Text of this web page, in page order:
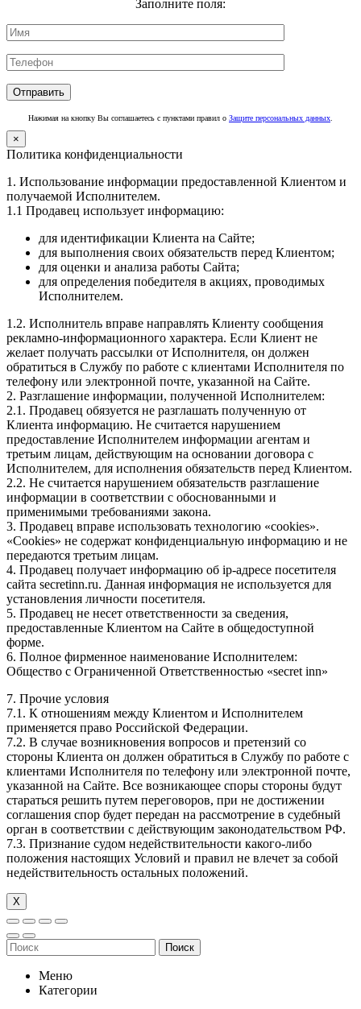
Заполните поля:
Нажимая на кнопку Вы соглашаетесь с пунктами правил о Защите персональных данных
×
Политика конфиденциальности
1. Использование информации предоставленной Клиентом и
получаемой Исполнителем.
1.1 Продавец использует информацию:
для идентификации Клиента на Сайте;
для выполнения своих обязательств перед Клиентом;
для оценки и анализа работы Сайта;
для определения победителя в акциях, проводимых
Исполнителем.
1.2. Исполнитель вправе направлять Клиенту сообщения
рекламно-информационного характера. Если Клиент не
желает получать рассылки от Исполнителя, он должен
обратиться в Службу по работе с клиентами Исполнителя по
телефону или электронной почте, указанной на Сайте.
2. Разглашение информации, полученной Исполнителем:
2.1. Продавец обязуется не разглашать полученную от
Клиента информацию. Не считается нарушением
предоставление Исполнителем информации агентам и
третьим лицам, действующим на основании договора с
Исполнителем, для исполнения обязательств перед Клиентом.
2.2. Не считается нарушением обязательств разглашение
информации в соответствии с обоснованными и
применимыми требованиями закона.
3. Продавец вправе использовать технологию «cookies».
«Cookies» не содержат конфиденциальную информацию и не
передаются третьим лицам.
4. Продавец получает информацию об ip-адресе посетителя
сайта secretinn.ru. Данная информация не используется для
установления личности посетителя.
5. Продавец не несет ответственности за сведения,
предоставленные Клиентом на Сайте в общедоступной
форме.
6. Полное фирменное наименование Исполнителем:
Общество с Ограниченной Ответственностью «secret inn»
7. Прочие условия
7.1. К отношениям между Клиентом и Исполнителем
применяется право Российской Федерации.
7.2. В случае возникновения вопросов и претензий со
стороны Клиента он должен обратиться в Службу по работе с
клиентами Исполнителя по телефону или электронной почте,
указанной на Сайте. Все возникающее споры стороны будут
стараться решить путем переговоров, при не достижении
соглашения спор будет передан на рассмотрение в судебный
орган в соответствии с действующим законодательством РФ.
7.3. Признание судом недействительности какого-либо
положения настоящих Условий и правил не влечет за собой
недействительность остальных положений.
Х
Поиск
Меню
Категории